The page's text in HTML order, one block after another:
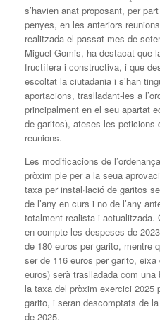
s’havien anat proposant, per
penyes, en les anteriors
realitzada el passat mes de
Miguel Gomis, ha destacat que
fructífera i constructiva, i que
escoltat la ciutadania i s’han
aportacions, traslladant-les a
principalment en el seu apartat
de garitos), ateses les peticions
reunions.
Les modificacions de
pròxim ple per a la seua
taxa per instal·lació de garitos
de l’any en curs i no de l’any
totalment realista i actualitzada.
en compte les despeses de
de 180 euros per garito, mentre
ser de 116 euros per garito, eixa
euros) serà traslladada com
la taxa del pròxim exercici 2025
garito, i seran descomptats de
de 2025.